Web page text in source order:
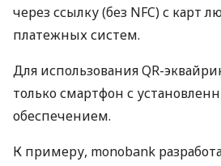
через ссылку (без NFC) с карт
платежных систем.
Для использования QR-
только смартфон с
обеспечением.
К примеру, monobank